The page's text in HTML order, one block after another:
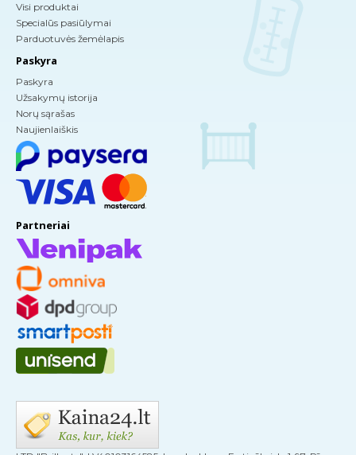
Visi produktai
Specialūs pasiūlymai
Parduotuvės žemėlapis
Paskyra
Paskyra
Užsakymų istorija
Norų sąrašas
Naujienlaiškis
Partneriai